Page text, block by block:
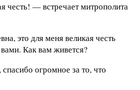
честь! — встречает митрополита
это для меня великая честь
Как вам живется?
огромное за то, что